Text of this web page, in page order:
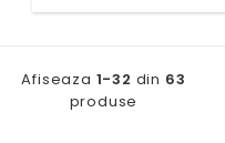
Afiseaza 1-32 din 63
produse